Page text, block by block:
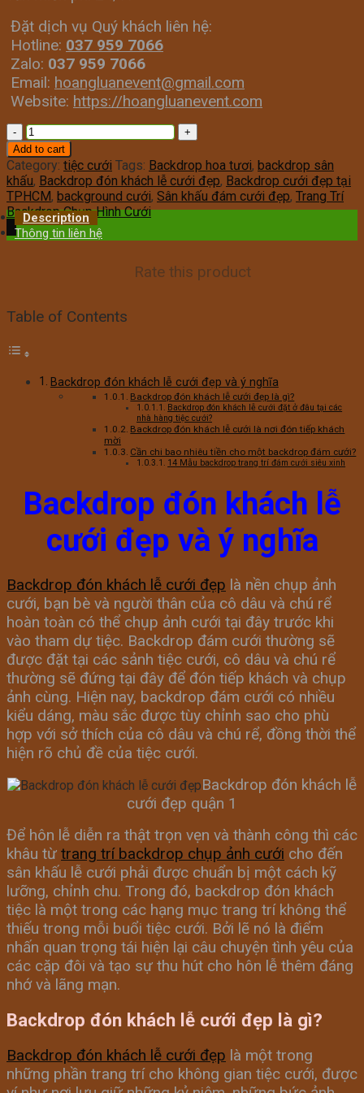
Đặt dịch vụ Quý khách liên hệ:
Hotline: 037 959 7066
Zalo: 037 959 7066
Email: hoangluanevent@gmail.com
Website: https://hoangluanevent.com
Backdrop
đón
khách
lễ
cưới
đẹp
quantity
Add to cart
Category: tiệc cưới Tags: Backdrop hoa tươi, backdrop sân
khấu, Backdrop đón khách lễ cưới đẹp, Backdrop cưới đẹp tại
TPHCM, background cưới, Sân khấu đám cưới đẹp, Trang Trí
Backdrop Chụp Hình Cưới
Description
Thông tin liên hệ
Rate this product
Table of Contents
Backdrop đón khách lễ cưới đẹp và ý nghĩa
Backdrop đón khách lễ cưới đẹp là gì?
Backdrop đón khách lễ cưới đặt ở đâu tại các
nhà hàng tiệc cưới?
Backdrop đón khách lễ cưới là nơi đón tiếp khách
mời
Cần chi bao nhiêu tiền cho một backdrop đám cưới?
14 Mẫu backdrop trang trí đám cưới siêu xinh
Backdrop đón khách lễ
cưới đẹp và ý nghĩa
Backdrop đón khách lễ cưới đẹp là nền chụp ảnh
cưới, bạn bè và người thân của cô dâu và chú rể
hoàn toàn có thể chụp ảnh cưới tại đây trước khi
vào tham dự tiệc. Backdrop đám cưới thường sẽ
được đặt tại các sảnh tiệc cưới, cô dâu và chú rể
thường sẽ đứng tại đây để đón tiếp khách và chụp
ảnh cùng. Hiện nay, backdrop đám cưới có nhiều
kiểu dáng, màu sắc được tùy chỉnh sao cho phù
hợp với sở thích của cô dâu và chú rể, đồng thời thể
hiện rõ chủ đề của tiệc cưới.
Backdrop đón khách lễ
cưới đẹp quận 1
Để hôn lễ diễn ra thật trọn vẹn và thành công thì các
khâu từ trang trí backdrop chụp ảnh cưới cho đến
sân khấu lễ cưới phải được chuẩn bị một cách kỹ
lưỡng, chỉnh chu. Trong đó, backdrop đón khách
tiệc là một trong các hạng mục trang trí không thể
thiếu trong mỗi buổi tiệc cưới. Bởi lẽ nó là điểm
nhấn quan trọng tái hiện lại câu chuyện tình yêu của
các cặp đôi và tạo sự thu hút cho hôn lễ thêm đáng
nhớ và lãng mạn.
Backdrop đón khách lễ cưới đẹp là gì?
Backdrop đón khách lễ cưới đẹp là một trong
những phần trang trí cho không gian tiệc cưới, được